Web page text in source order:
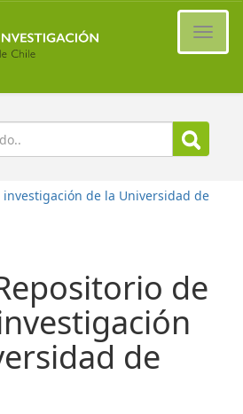
de la Universidad de
de
de